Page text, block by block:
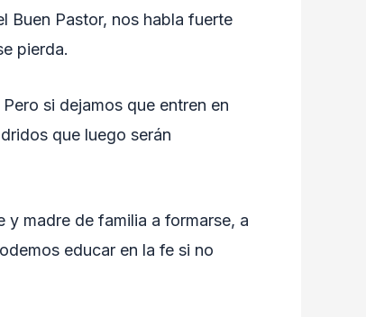
Buen Pastor, nos habla fuerte
pierda.
si dejamos que entren en
que luego serán
y madre de familia a formarse, a
educar en la fe si no